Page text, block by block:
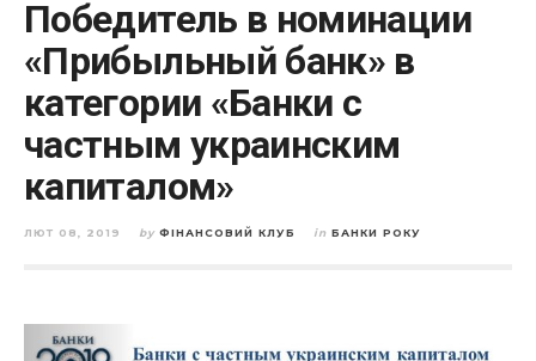
Победитель в номинации
«Прибыльный банк» в
категории «Банки с
частным украинским
капиталом»
ЛЮТ 08, 2019 by ФІНАНСОВИЙ КЛУБ in БАНКИ РОКУ